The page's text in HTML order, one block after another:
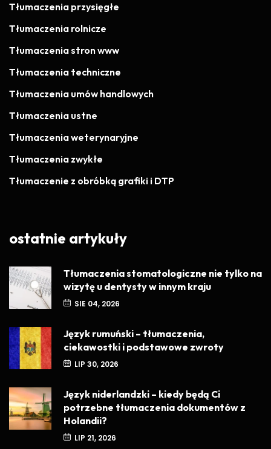
Tłumaczenia przysięgłe
Tłumaczenia rolnicze
Tłumaczenia stron www
Tłumaczenia techniczne
Tłumaczenia umów handlowych
Tłumaczenia ustne
Tłumaczenia weterynaryjne
Tłumaczenia zwykłe
Tłumaczenie z obróbką grafiki i DTP
ostatnie artykuły
Tłumaczenia stomatologiczne nie tylko na
wizytę u dentysty w innym kraju
SIE 04, 2026
Język rumuński – tłumaczenia,
ciekawostki i podstawowe zwroty
LIP 30, 2026
Język niderlandzki – kiedy będą Ci
potrzebne tłumaczenia dokumentów z
Holandii?
LIP 21, 2026